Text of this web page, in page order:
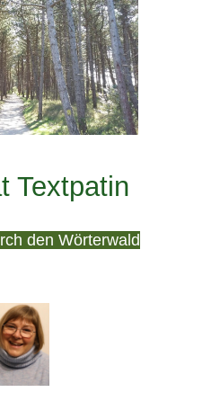
Textpatin
den Wörterwald